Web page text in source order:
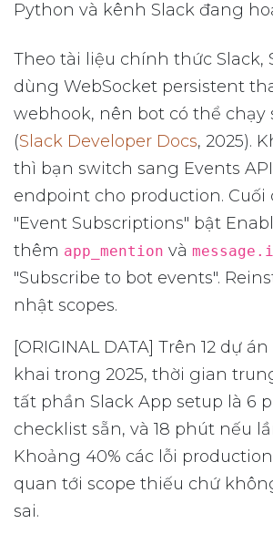
Theo tài liệu chính thức Slack,
dùng WebSocket persistent
webhook, nên bot có thể chạy
(Slack Developer Docs, 2025).
thì bạn switch sang Events API
endpoint cho production. Cuối
"Event Subscriptions" bật
thêm app_mention và
"Subscribe to bot events".
nhật scopes.
[ORIGINAL DATA] Trên 12 dự
khai trong 2025, thời gian
tất phần Slack App setup là 6
checklist sẵn, và 18 phút nếu
Khoảng 40% các lỗi
quan tới scope thiếu chứ
sai.